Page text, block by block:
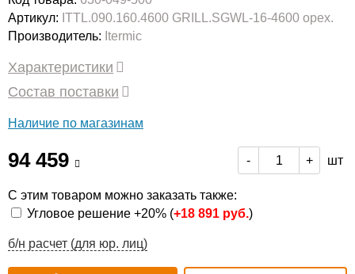
Артикул: ITTL.090.160.4600 GRILL.SGWL-16-4600 орех.
Производитель: Itermic
Характеристики
Состав поставки
Наличие по магазинам
94 459 - + шт
С этим товаром можно заказать также:
Угловое решение +20% (+18 891 руб.)
б/н расчет (для юр. лиц)